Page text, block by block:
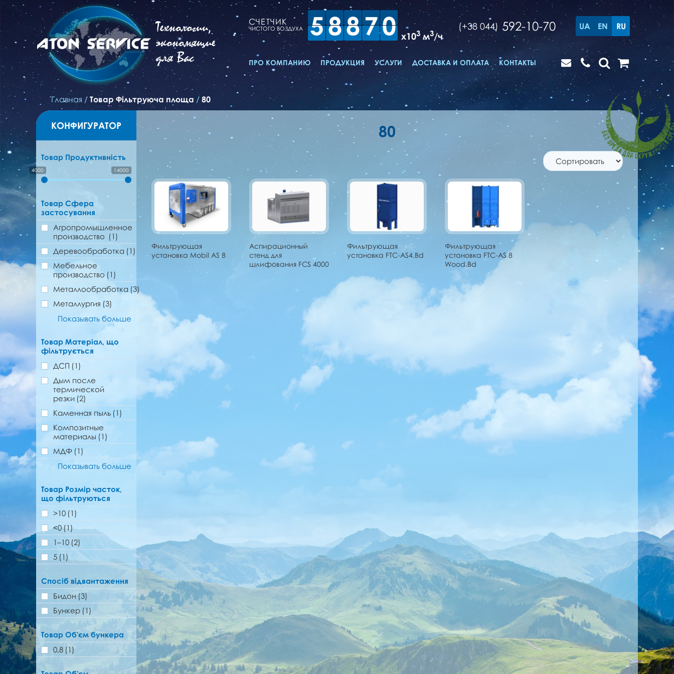
Технологии,
экономящие
для Вас
СЧЕТЧИК
ЧИСТОГО ВОЗДУХА 58870 x103 м3/ч
(+38 044) 592-10-70 UA EN RU
ПРО КОМПАНИЮ ПРОДУКЦИЯ УСЛУГИ ДОСТАВКА И ОПЛАТА КОНТАКТЫ
Главная / Товар Фільтруюча площа / 80
КОНФИГУРАТОР
Товар Продуктивність
4000 14000
Товар Сфера
застосування
Агропромышленное
производство (1)
Деревообработка (1)
Мебельное
производство (1)
Металлообработка (3)
Металлургия (3)
Показывать больше
Товар Матеріал, що
фільтрується
ДСП (1)
Дым после
термической
резки (2)
Каменная пыль (1)
Композитные
материалы (1)
МДФ (1)
Показывать больше
Товар Розмір часток,
що фільтруються
>10 (1)
˂0 (1)
1–10 (2)
5 (1)
Спосіб відвантаження
Бидон (3)
Бункер (1)
Товар Об'єм бункера
0,8 (1)
80
Фильтрующая
установка Mobil AS 8
Аспирационный
стенд для
шлифования FCS 4000
Фильтрующая
установка FTC-AS4.Bd
Фильтрующая
установка FTC-AS 8
Wood.Bd